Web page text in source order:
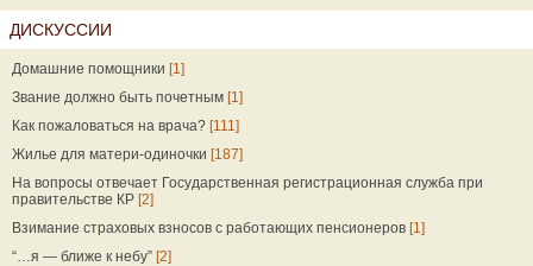
ДИСКУССИИ
Домашние помощники [1]
Звание должно быть почетным [1]
Как пожаловаться на врача? [111]
Жилье для матери-одиночки [187]
На вопросы отвечает Государственная регистрационная служба при
правительстве КР [2]
Взимание страховых взносов с работающих пенсионеров [1]
“…я — ближе к небу” [2]